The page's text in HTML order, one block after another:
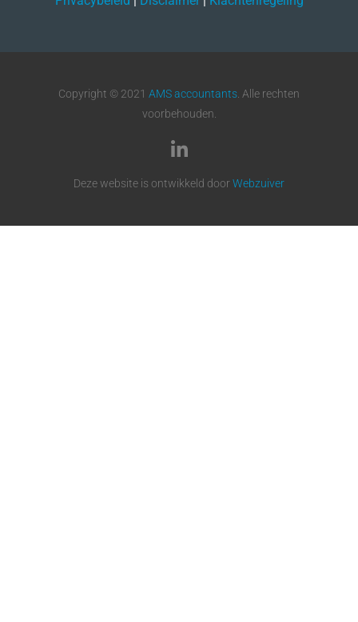
Copyright © 2021 AMS accountants. Alle rechten
voorbehouden.
Deze website is ontwikkeld doorWebzuiver